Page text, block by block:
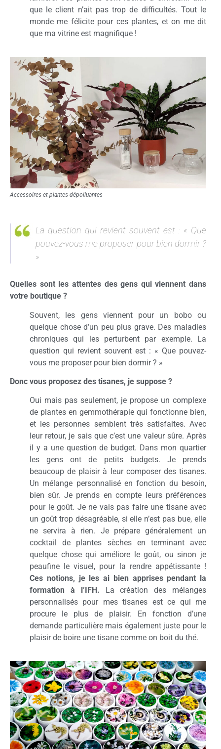
que le client n’ait pas trop de difficultés. Tout le
monde me félicite pour ces plantes, et on me dit
que ma vitrine est magnifique !
Accessoires et plantes dépolluantes
La question qui revient souvent est : « Que
pouvez-vous me proposer pour bien dormir ?
»
Quelles sont les attentes des gens qui viennent dans
votre boutique ?
Souvent, les gens viennent pour un bobo ou
quelque chose d’un peu plus grave. Des maladies
chroniques qui les perturbent par exemple. La
question qui revient souvent est : « Que pouvez-
vous me proposer pour bien dormir ? »
Donc vous proposez des tisanes, je suppose ?
Oui mais pas seulement, je propose un complexe
de plantes en gemmothérapie qui fonctionne bien,
et les personnes semblent très satisfaites. Avec
leur retour, je sais que c’est une valeur sûre. Après
il y a une question de budget. Dans mon quartier
les gens ont de petits budgets. Je prends
beaucoup de plaisir à leur composer des tisanes.
Un mélange personnalisé en fonction du besoin,
bien sûr. Je prends en compte leurs préférences
pour le goût. Je ne vais pas faire une tisane avec
un goût trop désagréable, si elle n’est pas bue, elle
ne servira à rien. Je prépare généralement un
cocktail de plantes sèches en terminant avec
quelque chose qui améliore le goût, ou sinon je
peaufine le visuel, pour la rendre appétissante !
Ces notions, je les ai bien apprises pendant la
formation à l’IFH. La création des mélanges
personnalisés pour mes tisanes est ce qui me
procure le plus de plaisir. En fonction d’une
demande particulière mais également juste pour le
plaisir de boire une tisane comme on boit du thé.